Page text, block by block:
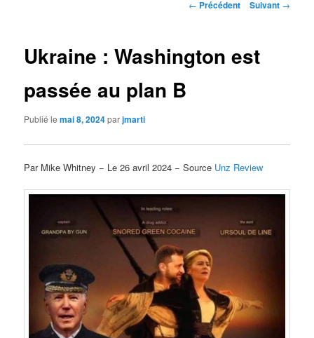
Navigation
← Précédent Suivant →
Ukraine : Washington est
passée au plan B
Publié lemai 8, 2024parjmarti
Par Mike Whitney − Le 26 avril 2024 − Source Unz Review